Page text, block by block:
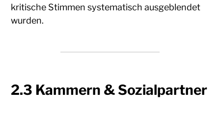
kritische Stimmen systematisch ausgeblendet
wurden.
2.3 Kammern & Sozialpartner